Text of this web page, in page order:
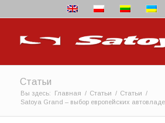
Статьи
Вы здесь: Главная / Статьи / Статьи /
Satoya Grand – выбор европейских